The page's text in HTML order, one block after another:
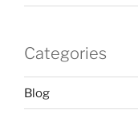
Categories
Blog